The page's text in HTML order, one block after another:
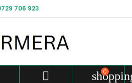
706 923
 0